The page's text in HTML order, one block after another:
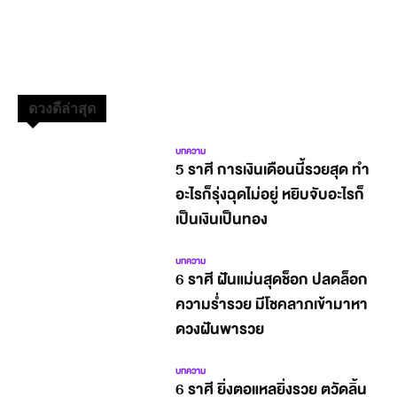
ดวงดีล่าสุด
บทความ
5 ราศี การเงินเดือนนี้รวยสุด ทำ
อะไรก็รุ่งฉุดไม่อยู่ หยิบจับอะไรก็
เป็นเงินเป็นทอง
บทความ
6 ราศี ฝันแม่นสุดช็อก ปลดล็อก
ความร่ำรวย มีโชคลาภเข้ามาหา
ดวงฝันพารวย
บทความ
6 ราศี ยิ่งตอแหลยิ่งรวย ตวัดลิ้น